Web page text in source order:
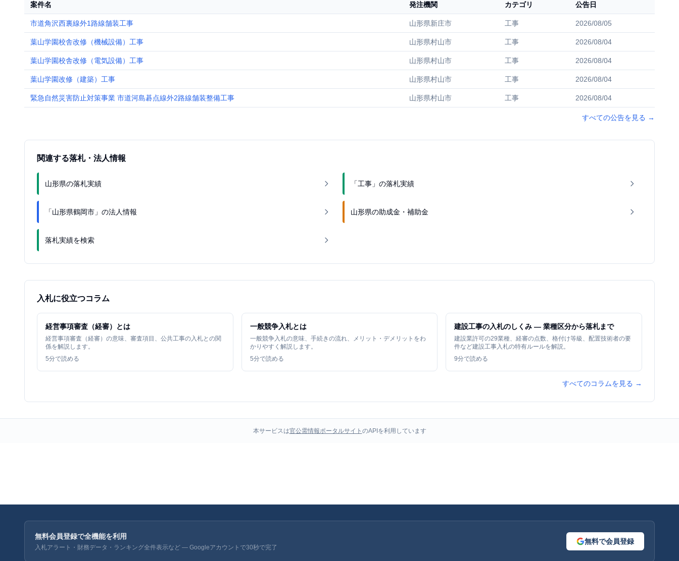
案件名 発注機関 カテゴリ 公告日
市道角沢西裏線外1路線舗装工事 山形県新庄市 工事 2026/08/05
葉山学園校舎改修（機械設備）工事 山形県村山市 工事 2026/08/04
葉山学園校舎改修（電気設備）工事 山形県村山市 工事 2026/08/04
葉山学園改修（建築）工事 山形県村山市 工事 2026/08/04
緊急自然災害防止対策事業 市道河島碁点線外2路線舗装整備工事 山形県村山市 工事 2026/08/04
すべての公告を見る →
関連する落札・法人情報
山形県の落札実績 「工事」の落札実績
「山形県鶴岡市」の法人情報 山形県の助成金・補助金
落札実績を検索
入札に役立つコラム
経営事項審査（経審）とは
経営事項審査（経審）の意味、審査項目、公共工事の入札との関
係を解説します。
5分で読める
一般競争入札とは
一般競争入札の意味、手続きの流れ、メリット・デメリットをわ
かりやすく解説します。
5分で読める
建設工事の入札のしくみ — 業種区分から落札まで
建設業許可の29業種、経審の点数、格付け等級、配置技術者の要
件など建設工事入札の特有ルールを解説。
9分で読める
すべてのコラムを見る →
本サービスは官公需情報ポータルサイト のAPIを利用しています
無料会員登録で全機能を利用
入札アラート・財務データ・ランキング全件表示など — Googleアカウントで30秒で完了
無料で会員登録